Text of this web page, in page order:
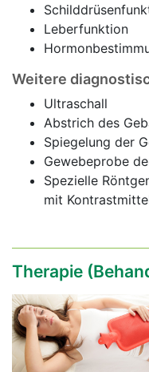
Leberfunktion
Weitere
Ultraschall
Abstrich des
Spiegelung der
Gewebeprobe
Spezielle
mit
Therapie